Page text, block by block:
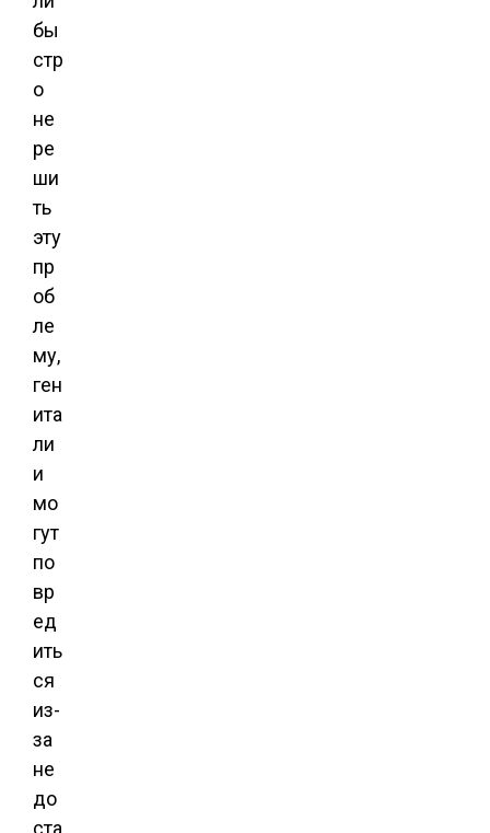
бы
стр
о
не
ре
ши
ть
эту
пр
об
ле
му,
ген
ита
ли
и
мо
гут
по
вр
ед
ить
ся
из-
за
не
до
ста